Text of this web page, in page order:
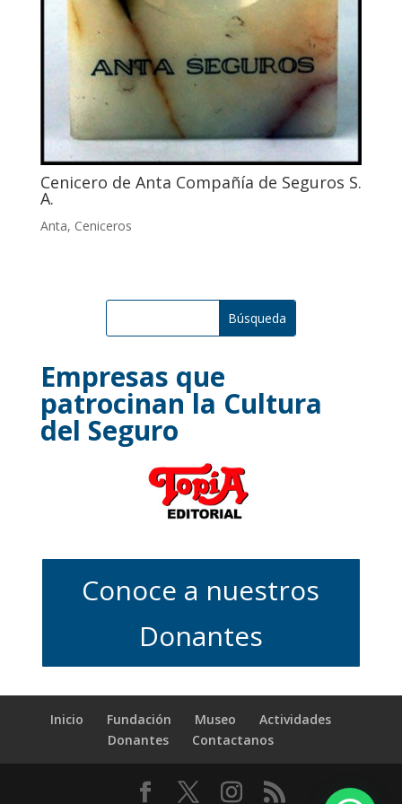
Cenicero de Anta Compañía de Seguros S.
A.
Anta, Ceniceros
Empresas que
patrocinan la Cultura
del Seguro
Conoce a nuestros
Donantes
Inicio Fundación Museo
Actividades
Donantes
Contactanos